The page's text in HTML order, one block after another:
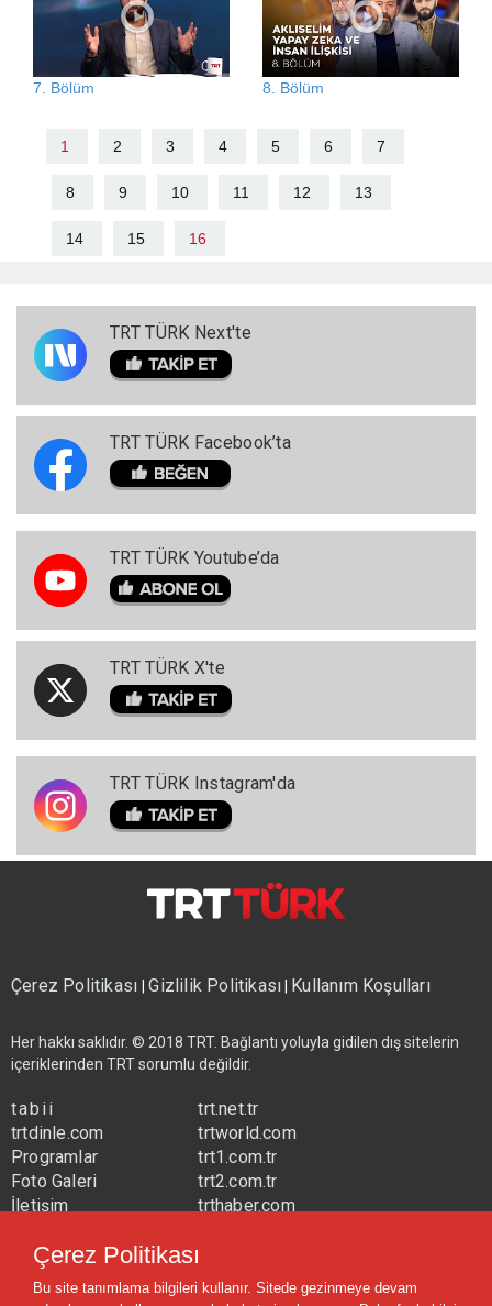
7. Bölüm 8. Bölüm
1 2 3 4 5 6 7
8 9 10 11 12 13
14 15 16
TRT TÜRK Next'te
TRT TÜRK Facebook’ta
TRT TÜRK Youtube’da
TRT TÜRK X'te
TRT TÜRK Instagram'da
Çerez Politikası|Gizlilik Politikası| Kullanım Koşulları
Her hakkı saklıdır. © 2018 TRT. Bağlantı yoluyla gidilen dış sitelerin
içeriklerinden TRT sorumlu değildir.
tabii
trtdinle.com
Programlar
Foto Galeri
İletişim
trt.net.tr
trtworld.com
trt1.com.tr
trt2.com.tr
trthaber.com
trtavaz.com.tr
trtmuzik.net.tr
Çerez Politikası
Bu site tanımlama bilgileri kullanır. Sitede gezinmeye devam